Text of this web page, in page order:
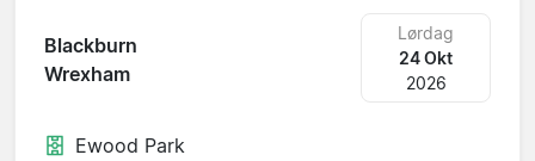
Blackburn
Wrexham
Lørdag
24 Okt
2026
Ewood Park